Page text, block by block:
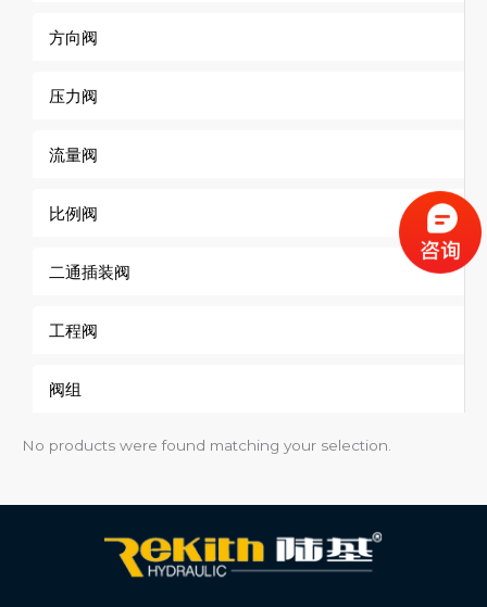
方向阀
压力阀
流量阀
比例阀
二通插装阀
工程阀
阀组
No products were found matching your selection.